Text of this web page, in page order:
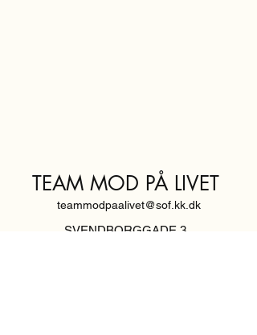
TEAM MOD PÅ LIVET
teammodpaalivet@sof.kk.dk
SVENDBORGGADE 3,